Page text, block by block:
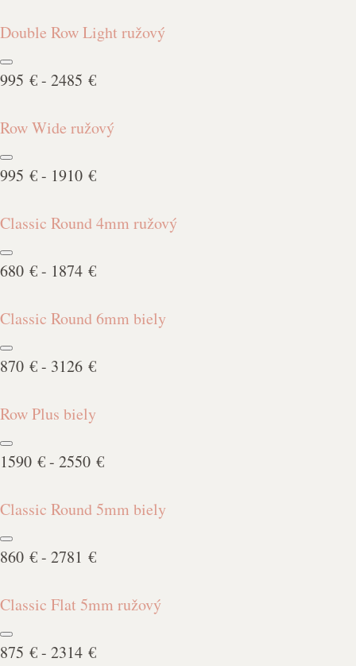
Double Row Light ružový
995 € - 2485 €
Row Wide ružový
995 € - 1910 €
Classic Round 4mm ružový
680 € - 1874 €
Classic Round 6mm biely
870 € - 3126 €
Row Plus biely
1590 € - 2550 €
Classic Round 5mm biely
860 € - 2781 €
Classic Flat 5mm ružový
875 € - 2314 €